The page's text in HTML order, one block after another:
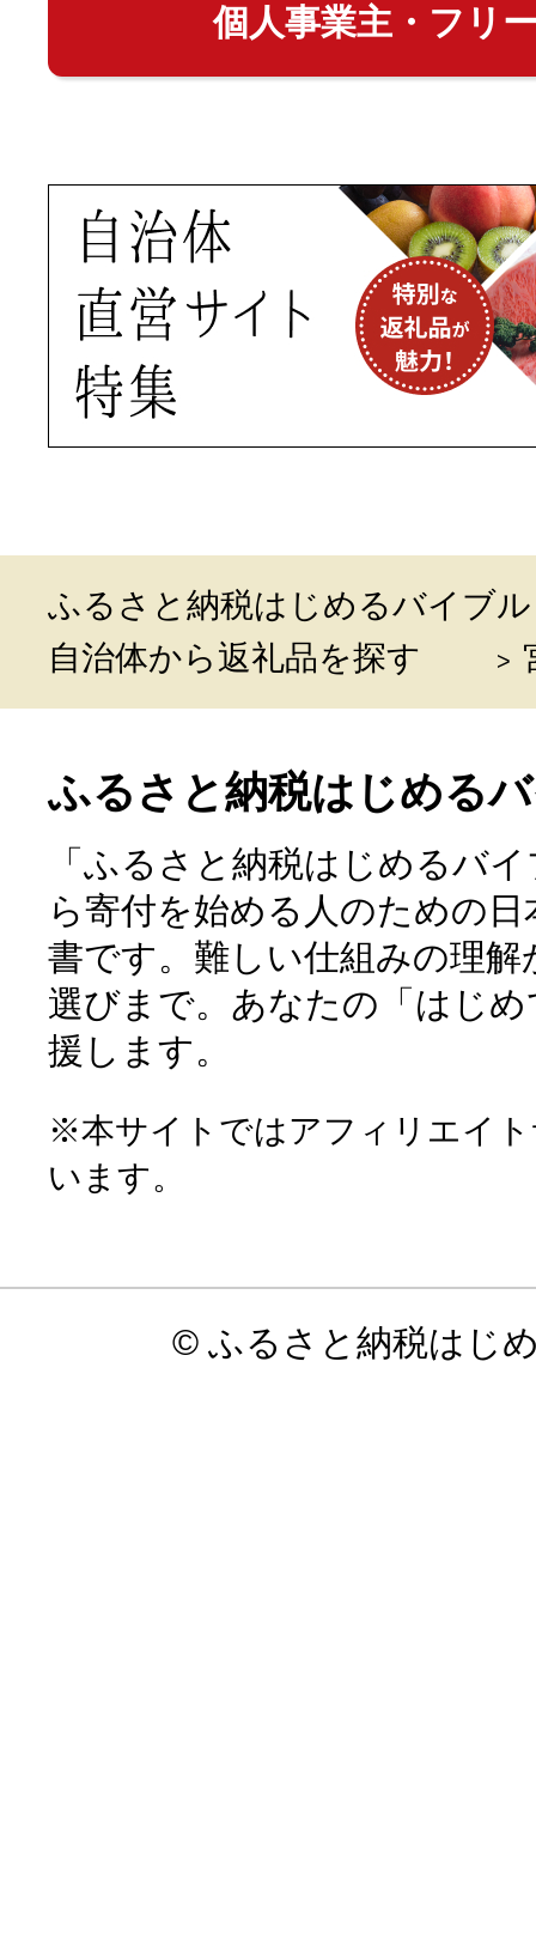
個人事業主・フリ
ふるさと納税はじめるバイブル
自治体から返礼品を探す
ふるさと納税はじめる
「ふるさと納税はじめるバ
ら寄付を始める人のための
書です。難しい仕組みの理
選びまで。あなたの「はじ
援します。
※本サイトではアフィリエイ
います。
© ふるさと納税はじ